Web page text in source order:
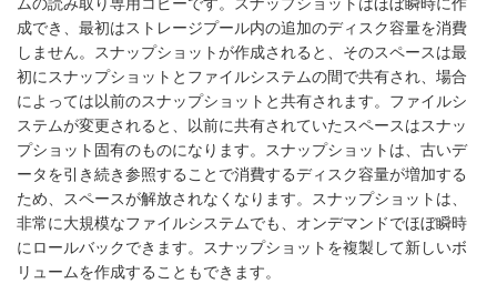
成でき、最初はストレージプール内の追加のディスク容量を消費
しません。スナップショットが作成されると、そのスペースは最
初にスナップショットとファイルシステムの間で共有され、場合
によっては以前のスナップショットと共有されます。ファイルシ
ステムが変更されると、以前に共有されていたスペースはスナッ
プショット固有のものになります。スナップショットは、古いデ
ータを引き続き参照することで消費するディスク容量が増加する
ため、スペースが解放されなくなります。スナップショットは、
非常に大規模なファイルシステムでも、オンデマンドでほぼ瞬時
にロールバックできます。スナップショットを複製して新しいボ
リュームを作成することもできます。